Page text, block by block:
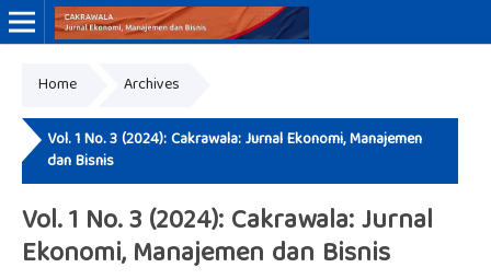
Print ISSN: 3046-9910
Home Archives
Vol. 1 No. 3 (2024): Cakrawala: Jurnal Ekonomi, Manajemen
dan Bisnis
Vol. 1 No. 3 (2024): Cakrawala: Jurnal
Ekonomi, Manajemen dan Bisnis